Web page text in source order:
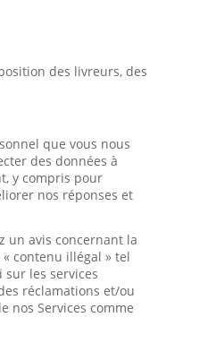
des livreurs, des
que vous nous
des données à
y compris pour
nos réponses et
un avis concernant la
contenu illégal » tel
sur les services
réclamations et/ou
nos Services comme